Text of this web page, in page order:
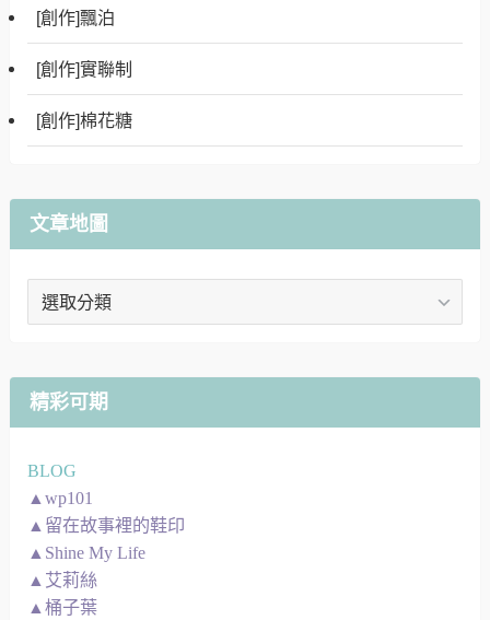
[創作]飄泊
[創作]實聯制
[創作]棉花糖
文章地圖
文
圖
精彩可期
BLOG
▲wp101
▲留在故事裡的鞋印
▲Shine My Life
▲艾莉絲
▲桶子葉